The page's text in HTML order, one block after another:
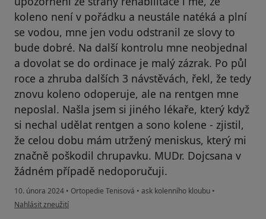
koleno není v pořádku a neustále natéká a plní
se vodou, mne jen vodu odstranil ze slovy to
bude dobré. Na další kontrolu mne neobjednal
a dovolat se do ordinace je malý zázrak. Po půl
roce a zhruba dalších 3 návstěvách, řekl, že tedy
znovu koleno odoperuje, ale na rentgen mne
neposlal. Našla jsem si jiného lékaře, který když
si nechal udělat rentgen a sono kolene - zjistil,
že celou dobu mám utržený meniskus, který mi
značně poškodil chrupavku. MUDr. Dojcsana v
žádném případě nedoporučuji.
10. února 2024 • Ortopedie Tenisová • ask kolenního kloubu •
podle názoru uživatele Dana Š.
Nahlásit zneužití